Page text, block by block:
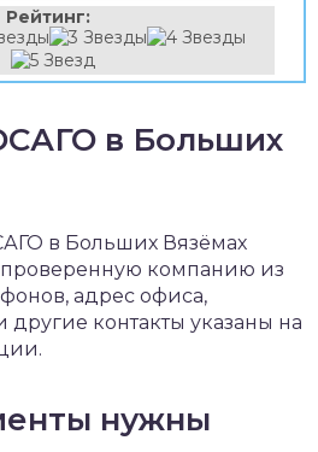
Рейтинг:
в Больших
в Больших Вязёмах
компанию из
адрес офиса,
контакты указаны на
нужны